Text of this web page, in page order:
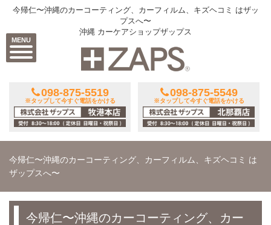
MENU
今帰仁〜沖縄のカーコーティング、カーフィルム、キズヘコミ はザッ
プスへ〜
沖縄 カーケアショップザップス
098-875-5519
※タップして今すぐ電話をかける
098-875-5549
※タップして今すぐ電話をかける
今帰仁〜沖縄のカーコーティング、カーフィルム、キズヘコミ は
ザップスへ〜
今帰仁〜沖縄のカーコーティング、カー